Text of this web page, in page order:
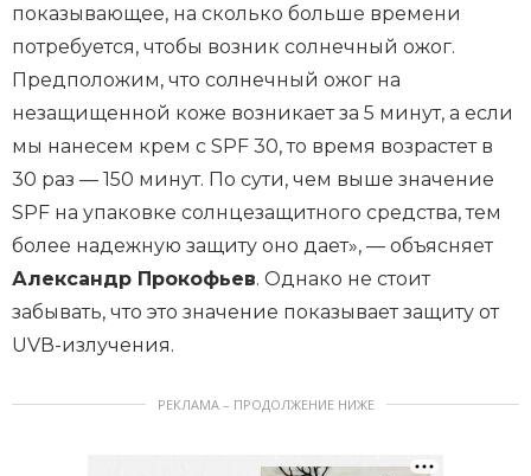
показывающее, на сколько больше времени
потребуется, чтобы возник солнечный ожог.
Предположим, что солнечный ожог на
незащищенной коже возникает за 5 минут, а если
мы нанесем крем с SPF 30, то время возрастет в
30 раз — 150 минут. По сути, чем выше значение
SPF на упаковке солнцезащитного средства, тем
более надежную защиту оно дает», — объясняет
Александр Прокофьев. Однако не стоит
забывать, что это значение показывает защиту от
UVВ-излучения.
РЕКЛАМА – ПРОДОЛЖЕНИЕ НИЖЕ